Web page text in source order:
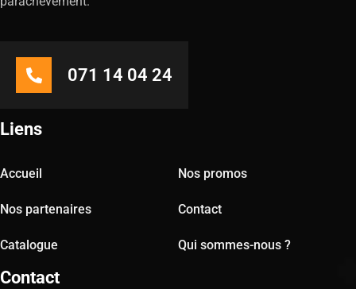
071 14 04 24
Liens
Accueil Nos promos
Nos partenaires Contact
Catalogue Qui sommes-nous ?
Contact